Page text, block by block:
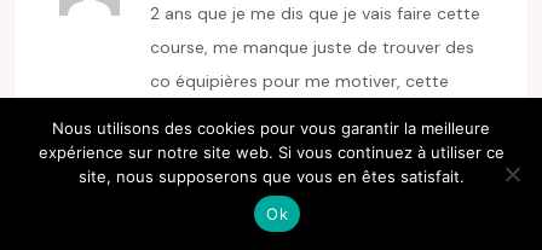
2 ans que je me dis que je vais faire cette
course, me manque juste de trouver des
co équipières pour me motiver, cette
ne restera qu’à m’entraîner, ok j’ai pas
couru depuis des années et la dernière
fois que j’ai fait la course avec ma
Nous utilisons des cookies pour vous garantir la meilleure
expérience sur notre site web. Si vous continuez à utiliser ce
site, nous supposerons que vous en êtes satisfait.
Ok